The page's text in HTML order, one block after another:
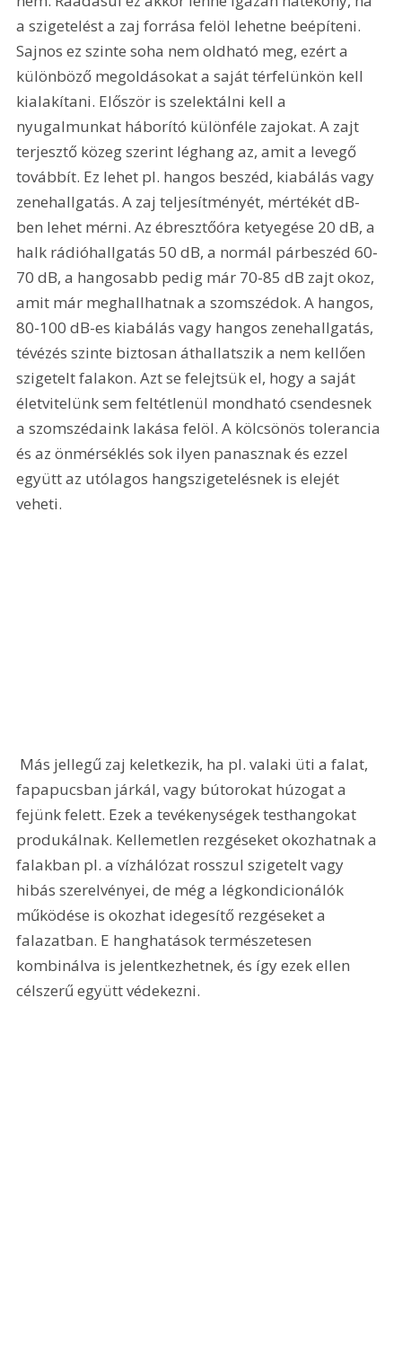
a szigetelést a zaj forrása felöl lehetne beépíteni.
Sajnos ez szinte soha nem oldható meg, ezért a
különböző megoldásokat a saját térfelünkön kell
kialakítani. Először is szelektálni kell a
nyugalmunkat háborító különféle zajokat. A zajt
terjesztő közeg szerint léghang az, amit a levegő
továbbít. Ez lehet pl. hangos beszéd, kiabálás vagy
zenehallgatás. A zaj teljesítményét, mértékét dB-
ben lehet mérni. Az ébresztőóra ketyegése 20 dB, a
halk rádióhallgatás 50 dB, a normál párbeszéd 60-
70 dB, a hangosabb pedig már 70-85 dB zajt okoz,
amit már meghallhatnak a szomszédok. A hangos,
80-100 dB-es kiabálás vagy hangos zenehallgatás,
tévézés szinte biztosan áthallatszik a nem kellően
szigetelt falakon. Azt se felejtsük el, hogy a saját
életvitelünk sem feltétlenül mondható csendesnek
a szomszédaink lakása felöl. A kölcsönös tolerancia
és az önmérséklés sok ilyen panasznak és ezzel
együtt az utólagos hangszigetelésnek is elejét
veheti.
fapapucsban járkál, vagy bútorokat húzogat a
fejünk felett. Ezek a tevékenységek testhangokat
produkálnak. Kellemetlen rezgéseket okozhatnak a
falakban pl. a vízhálózat rosszul szigetelt vagy
hibás szerelvényei, de még a légkondicionálók
működése is okozhat idegesítő rezgéseket a
falazatban. E hanghatások természetesen
kombinálva is jelentkezhetnek, és így ezek ellen
célszerű együtt védekezni.